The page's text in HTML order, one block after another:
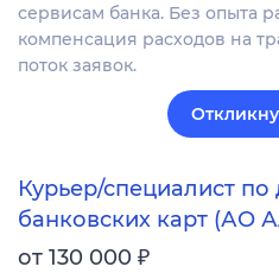
сервисам банка. Без опыта
компенсация расходов на
поток заявок.
Курьер/специалист по
банковских карт (АО
от 130 000 ₽